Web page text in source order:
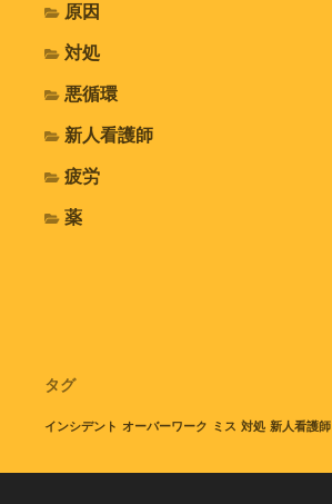
原因
対処
悪循環
新人看護師
疲労
薬
タグ
インシデント オーバーワーク ミス 対処 新人看護師